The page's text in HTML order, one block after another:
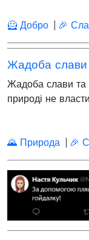
🦸 Добро
🎉
Жадоба слави та
природі не
🌄 Природа
🎉